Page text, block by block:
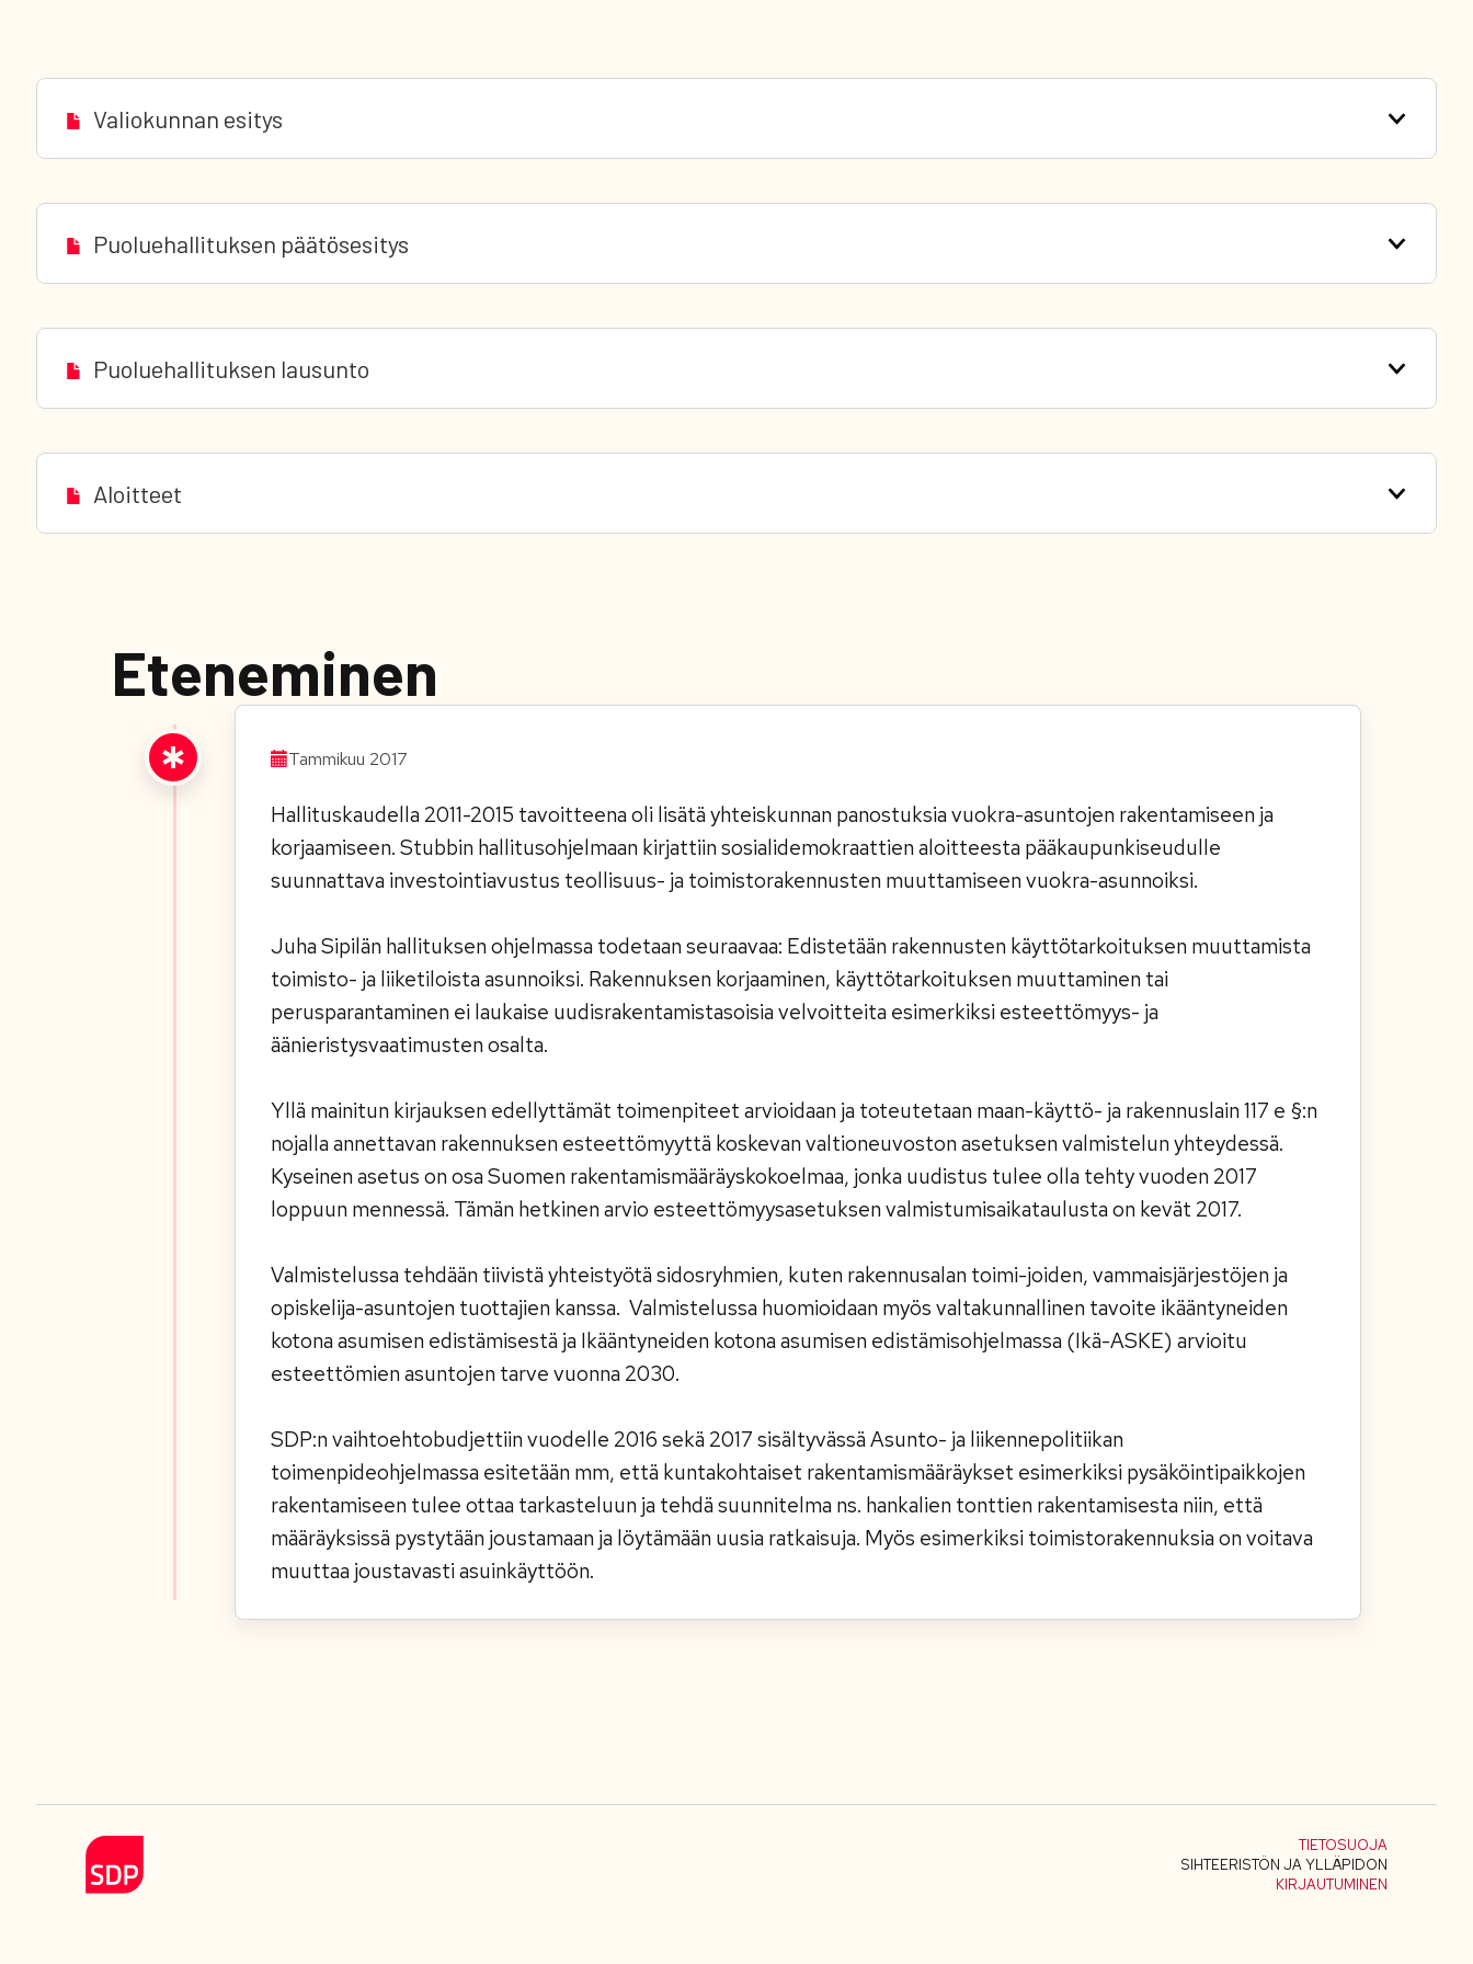
Valiokunnan esitys
Puoluehallituksen päätösesitys
Puoluehallituksen lausunto
Aloitteet
Eteneminen
Tammikuu 2017
Hallituskaudella 2011-2015 tavoitteena oli lisätä yhteiskunnan panostuksia vuokra-asuntojen rakentamiseen ja
korjaamiseen. Stubbin hallitusohjelmaan kirjattiin sosialidemokraattien aloitteesta pääkaupunkiseudulle
suunnattava investointiavustus teollisuus- ja toimistorakennusten muuttamiseen vuokra-asunnoiksi.
Juha Sipilän hallituksen ohjelmassa todetaan seuraavaa: Edistetään rakennusten käyttötarkoituksen muuttamista
toimisto- ja liiketiloista asunnoiksi. Rakennuksen korjaaminen, käyttötarkoituksen muuttaminen tai
perusparantaminen ei laukaise uudisrakentamistasoisia velvoitteita esimerkiksi esteettömyys- ja
äänieristysvaatimusten osalta.
Yllä mainitun kirjauksen edellyttämät toimenpiteet arvioidaan ja toteutetaan maan-käyttö- ja rakennuslain 117 e §:n
nojalla annettavan rakennuksen esteettömyyttä koskevan valtioneuvoston asetuksen valmistelun yhteydessä.
Kyseinen asetus on osa Suomen rakentamismääräyskokoelmaa, jonka uudistus tulee olla tehty vuoden 2017
loppuun mennessä. Tämän hetkinen arvio esteettömyysasetuksen valmistumisaikataulusta on kevät 2017.
Valmistelussa tehdään tiivistä yhteistyötä sidosryhmien, kuten rakennusalan toimi-joiden, vammaisjärjestöjen ja
opiskelija-asuntojen tuottajien kanssa. Valmistelussa huomioidaan myös valtakunnallinen tavoite ikääntyneiden
kotona asumisen edistämisestä ja Ikääntyneiden kotona asumisen edistämisohjelmassa (Ikä-ASKE) arvioitu
esteettömien asuntojen tarve vuonna 2030.
SDP:n vaihtoehtobudjettiin vuodelle 2016 sekä 2017 sisältyvässä Asunto- ja liikennepolitiikan
toimenpideohjelmassa esitetään mm, että kuntakohtaiset rakentamismääräykset esimerkiksi pysäköintipaikkojen
rakentamiseen tulee ottaa tarkasteluun ja tehdä suunnitelma ns. hankalien tonttien rakentamisesta niin, että
määräyksissä pystytään joustamaan ja löytämään uusia ratkaisuja. Myös esimerkiksi toimistorakennuksia on voitava
muuttaa joustavasti asuinkäyttöön.
TIETOSUOJA
SIHTEERISTÖN JA YLLÄPIDON
KIRJAUTUMINEN